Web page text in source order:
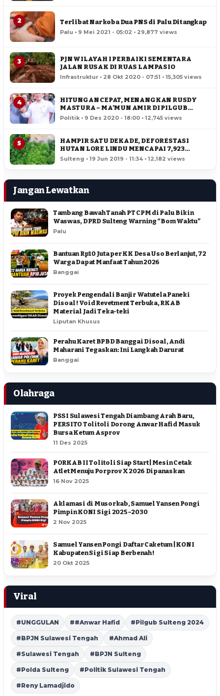
2 Terlibat Narkoba Dua PNS di Palu Ditangkap
Palu • 9 Mei 2021 - 05:02 • 29,877 views
3
PJN WILAYAH I PERBAIKI SEMENTARA
JALAN RUSAK DI RUAS LAMPASIO
Infrastruktur • 28 Okt 2020 - 07:51 • 15,305 views
4
HITUNGAN CEPAT, MENANGKAN RUSDY
MASTURA – MA’MUN AMIR DI PILGUB
SULTENG
Politik • 9 Des 2020 - 18:00 • 12,745 views
5
HAMPIR SATU DEKADE, DEFORESTASI
HUTAN LORE LINDU MENCAPAI 7,923
HEKTAR
Sulteng • 19 Jun 2019 - 11:34 • 12,182 views
Jangan Lewatkan
Tambang Bawah Tanah PT CPM di Palu Bikin
Waswas, DPRD Sulteng Warning “Bom Waktu”
Palu
Bantuan Rp10 Juta per KK Desa Uso Berlanjut, 72
Warga Dapat Manfaat Tahun 2026
Banggai
Proyek Pengendali Banjir Watutela Paneki
Disoal ! Void Revetment Terbuka, RKAB
Material Jadi Teka-teki
Liputan Khusus
Perahu Karet BPBD Banggai Disoal, Andi
Maharani Tegaskan: Ini Langkah Darurat
Banggai
Olahraga
PSSI Sulawesi Tengah Diambang Arah Baru,
PERSITO Tolitoli Dorong Anwar Hafid Masuk
Bursa Ketum Asprov
11 Des 2025
PORKAB II Tolitoli Siap Start | Mesin Cetak
Atlet Menuju Porprov X 2026 Dipanaskan
16 Nov 2025
Aklamasi di Musorkab, Samuel Yansen Pongi
Pimpin KONI Sigi 2025–2030
2 Nov 2025
Samuel Yansen Pongi Daftar Caketum | KONI
Kabupaten Sigi Siap Berbenah !
20 Okt 2025
Viral
#UNGGULAN ##Anwar Hafid #Pilgub Sulteng 2024
#BPJN Sulawesi Tengah #Ahmad Ali
#Sulawesi Tengah #BPJN Sulteng
#Polda Sulteng #Politik Sulawesi Tengah
#Reny Lamadjido